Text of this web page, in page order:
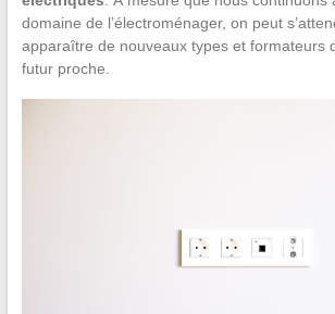
domaine de l’électroménager, on peut
apparaître de nouveaux types et formateurs
futur proche.